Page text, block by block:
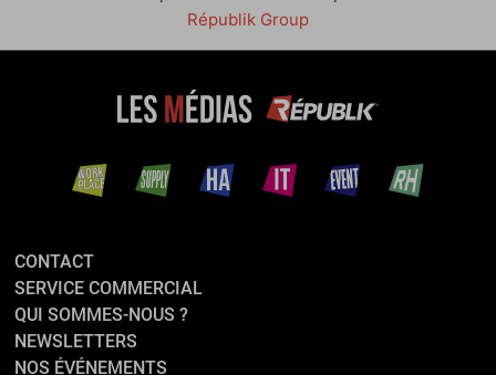
Républik Group
CONTACT
SERVICE COMMERCIAL
QUI SOMMES-NOUS ?
NEWSLETTERS
NOS ÉVÉNEMENTS